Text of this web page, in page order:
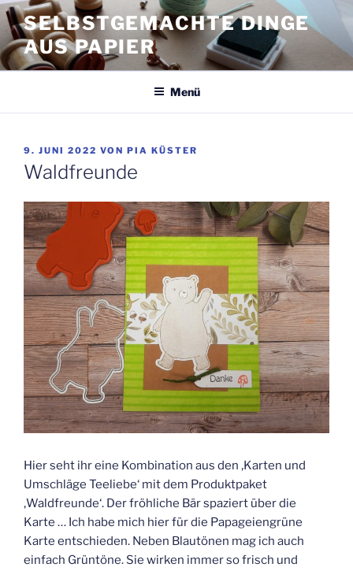
Zum
Inhalt
springen
SELBSTGEMACHTE DINGE
AUS PAPIER
Menü
VERÖFFENTLICHT
AM
9. JUNI 2022 VON PIA KÜSTER
Waldfreunde
Hier seht ihr eine Kombination aus den ‚Karten und
Umschläge Teeliebe‘ mit dem Produktpaket
‚Waldfreunde‘. Der fröhliche Bär spaziert über die
Karte … Ich habe mich hier für die Papageiengrüne
Karte entschieden. Neben Blautönen mag ich auch
einfach Grüntöne. Sie wirken immer so frisch und